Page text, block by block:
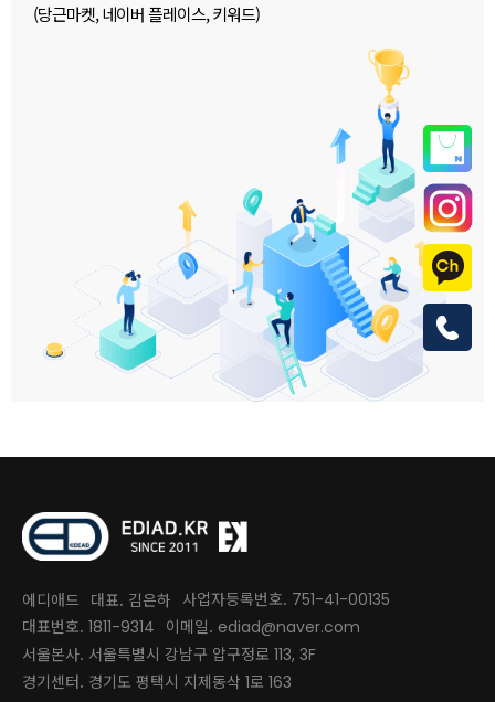
(당근마켓, 네이버 플레이스, 키워드)
에디애드 대표. 김은하 사업자등록번호. 751-41-00135
대표번호. 1811-9314 이메일. ediad@naver.com
서울본사. 서울특별시 강남구 압구정로 113, 3F
경기센터. 경기도 평택시 지제동삭 1로 163